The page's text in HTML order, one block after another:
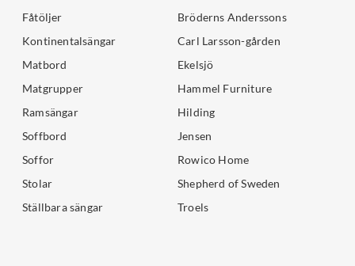
Fåtöljer
Kontinentalsängar
Matbord
Matgrupper
Ramsängar
Soffbord
Soffor
Stolar
Ställbara sängar
Bröderns Anderssons
Carl Larsson-gården
Ekelsjö
Hammel Furniture
Hilding
Jensen
Rowico Home
Shepherd of Sweden
Troels